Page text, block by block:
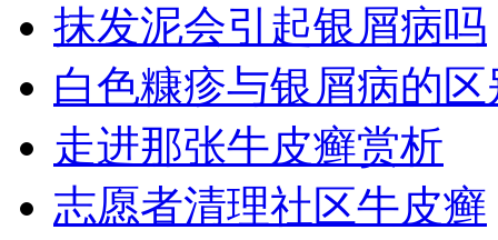
抹发泥会引起银屑病吗
白色糠疹与银屑病的区
走进那张牛皮癣赏析
志愿者清理社区牛皮癣